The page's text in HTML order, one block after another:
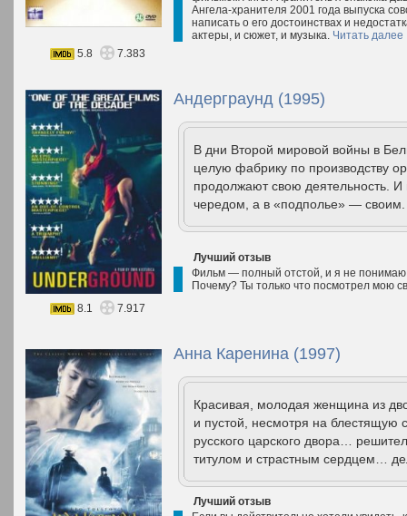
Ангела-хранителя 2001 года выпуска
написать о его достоинствах и
актеры, и сюжет, и музыка. Читать далее
5.8
7.383
Андерграунд (1995)
В дни Второй мировой войны в
целую фабрику по производству
продолжают свою деятельность. И
чередом, а в «подполье» — своим.
Лучший отзыв
Фильм — полный отстой, и я не понимаю,
Почему? Ты только что посмотрел мою
8.1
7.917
Анна Каренина (1997)
Красивая, молодая женщина из
и пустой, несмотря на
русского царского двора…
титулом и страстным сердцем…
Лучший отзыв